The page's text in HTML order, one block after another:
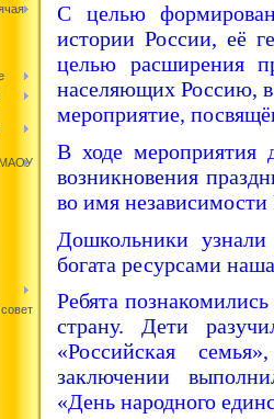
МАОУ
С целью
истории России, её
целью расширения
населяющих Россию,
мероприятие,
В ходе мероприятия
возникновения
во имя
Дошкольники
богата ресурсами
Ребята
страну. Дети
«Российская
заключении
«День народного